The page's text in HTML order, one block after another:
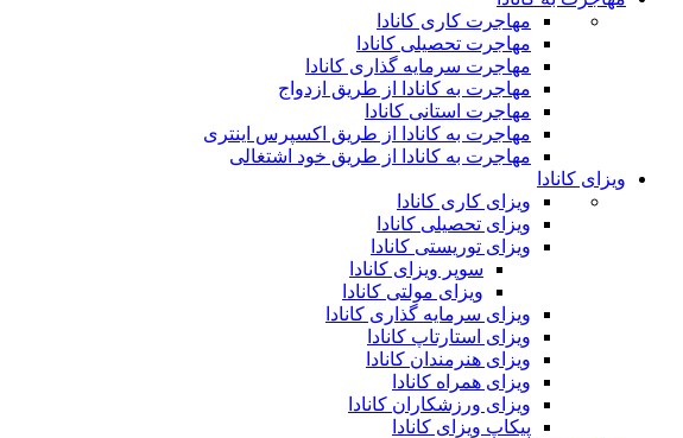
مهاجرت کاری کانادا
مهاجرت تحصیلی کانادا
مهاجرت سرمایه گذاری کانادا
مهاجرت به کانادا از طریق ازدواج
مهاجرت استانی کانادا
مهاجرت به کانادا از طریق اکسپرس اینتری
مهاجرت به کانادا از طریق خود اشتغالی
ویزای کانادا
ویزای کاری کانادا
ویزای تحصیلی کانادا
ویزای توریستی کانادا
سوپر ویزای کانادا
ویزای مولتی کانادا
ویزای سرمایه گذاری کانادا
ویزای استارتاپ کانادا
ویزای هنرمندان کانادا
ویزای همراه کانادا
ویزای ورزشکاران کانادا
پیکاپ ویزای کانادا